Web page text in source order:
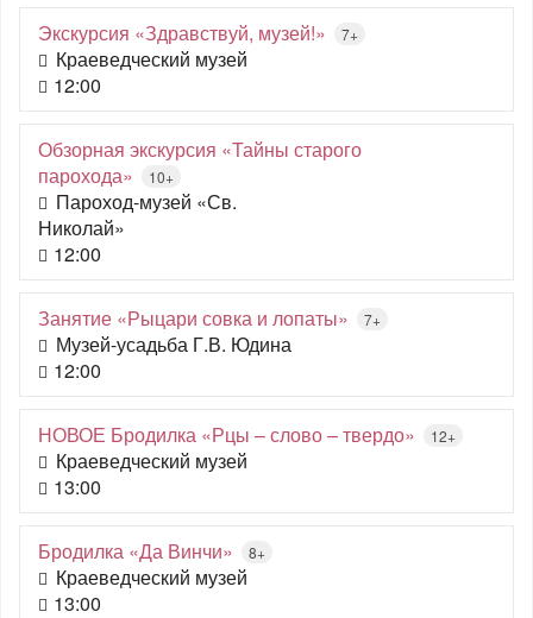
Экскурсия «Здравствуй, музей!» 7+
Краеведческий музей
12:00
Обзорная экскурсия «Тайны старого
парохода»
10+
Пароход-музей «Св.
Николай»
12:00
Занятие «Рыцари совка и лопаты» 7+
Музей-усадьба Г.В. Юдина
12:00
НОВОЕ Бродилка «Рцы – слово – твердо» 12+
Краеведческий музей
13:00
Бродилка «Да Винчи» 8+
Краеведческий музей
13:00